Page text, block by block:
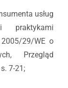
usług
praktykami
29/WE o
Przegląd
7-21;